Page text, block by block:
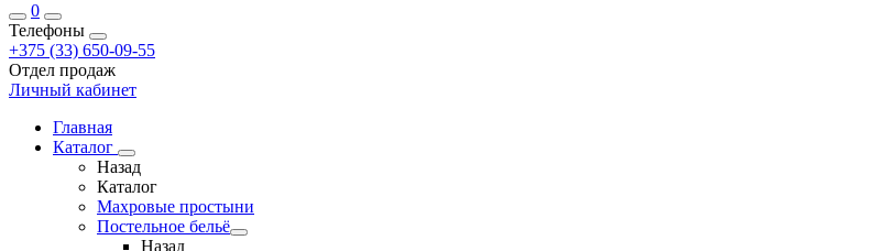
0
Телефоны
+375 (33) 650-09-55
Отдел продаж
Личный кабинет
Главная
Каталог
Назад
Каталог
Махровые простыни
Постельное бельё
Назад